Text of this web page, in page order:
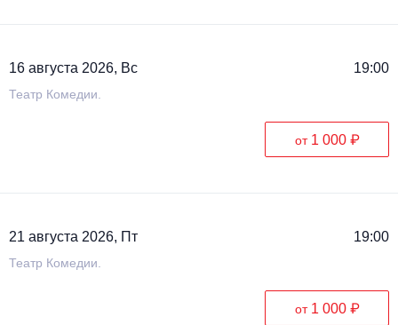
16 августа 2026, Вс 19:00
Театр Комедии.
от 1 000 ₽
21 августа 2026, Пт 19:00
Театр Комедии.
от 1 000 ₽